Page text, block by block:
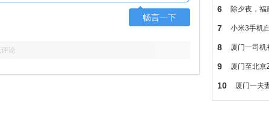
畅言一下
论
6 除夕夜，福
安7 小米3手机
8 厦门一司机
9 厦门至北
10 厦门一夫